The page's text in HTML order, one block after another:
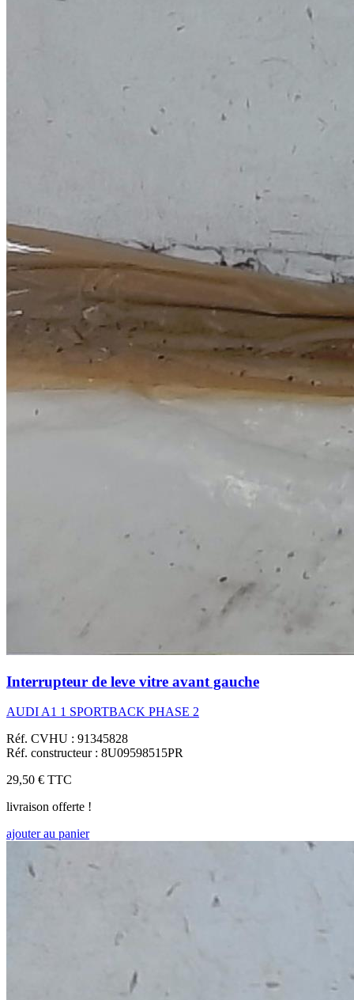
Interrupteur de leve vitre avant gauche
AUDI A1 1 SPORTBACK PHASE 2
Réf. CVHU : 91345828
Réf. constructeur : 8U09598515PR
29,50 € TTC
livraison offerte !
ajouter au panier